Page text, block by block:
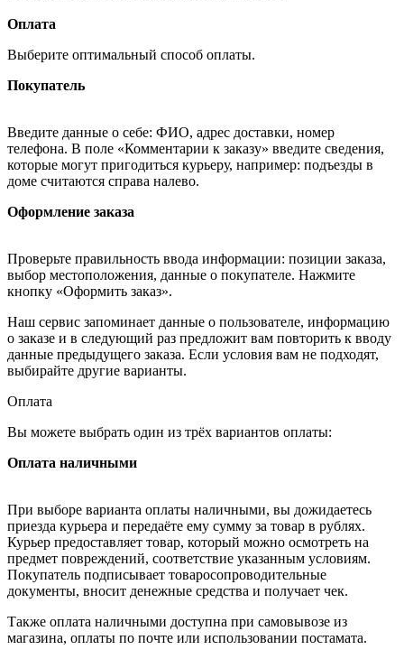
Оплата
Выберите оптимальный способ оплаты.
Покупатель
Введите данные о себе: ФИО, адрес доставки, номер
телефона. В поле «Комментарии к заказу» введите сведения,
которые могут пригодиться курьеру, например: подъезды в
доме считаются справа налево.
Оформление заказа
Проверьте правильность ввода информации: позиции заказа,
выбор местоположения, данные о покупателе. Нажмите
кнопку «Оформить заказ».
Наш сервис запоминает данные о пользователе, информацию
о заказе и в следующий раз предложит вам повторить к вводу
данные предыдущего заказа. Если условия вам не подходят,
выбирайте другие варианты.
Оплата
Вы можете выбрать один из трёх вариантов оплаты:
Оплата наличными
При выборе варианта оплаты наличными, вы дожидаетесь
приезда курьера и передаёте ему сумму за товар в рублях.
Курьер предоставляет товар, который можно осмотреть на
предмет повреждений, соответствие указанным условиям.
Покупатель подписывает товаросопроводительные
документы, вносит денежные средства и получает чек.
Также оплата наличными доступна при самовывозе из
магазина, оплаты по почте или использовании постамата.